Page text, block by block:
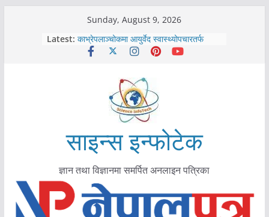
Sunday, August 9, 2026
Latest: आयुर्वेद चिकित्सा प्रणालीको भूमिका महत्वपूर्ण छ :
मुख्यमन्त्री शाह
कोरोना संक्रमण पुष्टिपछि दार्चुलाका सीमामा कडाइ
विराटनगर महानगरद्वारा पूर्ण खोप सुनिश्चित घोषणा
मकवानपुरमा खोरेत रोग विरुद्धको खोप लगाउन
सुरु
साइन्स इन्फोटेक
ज्ञान तथा विज्ञानमा समर्पित अनलाइन पत्रिका